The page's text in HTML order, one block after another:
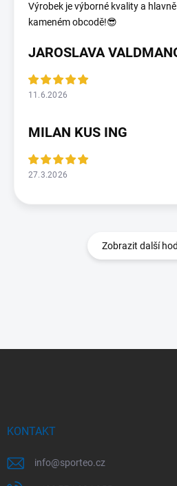
Výrobek je výborné kvality a
kameném obcodě!😎
JAROSLAVA
11.6.2026
MILAN KUS ING
27.3.2026
Zobrazit další
KONTAKT
info@sporteo.cz